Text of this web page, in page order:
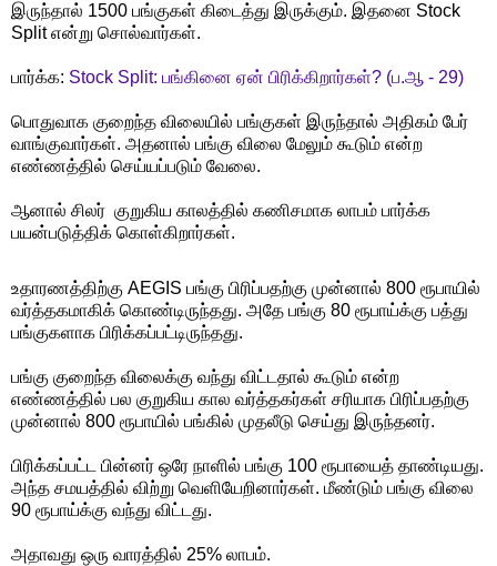
இருந்தால் 1500 பங்குகள் கிடைத்து இருக்கும். இதனை Stock
Split என்று சொல்வார்கள்.
பார்க்க: Stock Split: பங்கினை ஏன் பிரிக்கிறார்கள்? (ப.ஆ - 29)
பொதுவாக குறைந்த விலையில் பங்குகள் இருந்தால் அதிகம் பேர்
வாங்குவார்கள். அதனால் பங்கு விலை மேலும் கூடும் என்ற
எண்ணத்தில் செய்யப்படும் வேலை.
ஆனால் சிலர் குறுகிய காலத்தில் கணிசமாக லாபம் பார்க்க
பயன்படுத்திக் கொள்கிறார்கள்.
உதாரணத்திற்கு AEGIS பங்கு பிரிப்பதற்கு முன்னால் 800 ரூபாயில்
வர்த்தகமாகிக் கொண்டிருந்தது. அதே பங்கு 80 ரூபாய்க்கு பத்து
பங்குகளாக பிரிக்கப்பட்டிருந்தது.
பங்கு குறைந்த விலைக்கு வந்து விட்டதால் கூடும் என்ற
எண்ணத்தில் பல குறுகிய கால வர்த்தகர்கள் சரியாக பிரிப்பதற்கு
முன்னால் 800 ரூபாயில் பங்கில் முதலீடு செய்து இருந்தனர்.
பிரிக்கப்பட்ட பின்னர் ஒரே நாளில் பங்கு 100 ரூபாயைத் தாண்டியது.
அந்த சமயத்தில் விற்று வெளியேறினார்கள். மீண்டும் பங்கு விலை
90 ரூபாய்க்கு வந்து விட்டது.
அதாவது ஒரு வாரத்தில் 25% லாபம்.